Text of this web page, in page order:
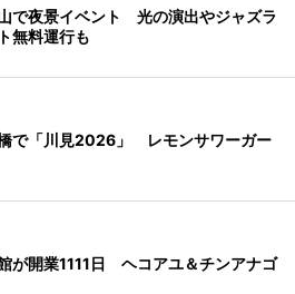
で夜景イベント 光の演出やジャズラ
無料運行も
で「川見2026」 レモンサワーガー
が開業1111日 ヘコアユ＆チンアナゴ